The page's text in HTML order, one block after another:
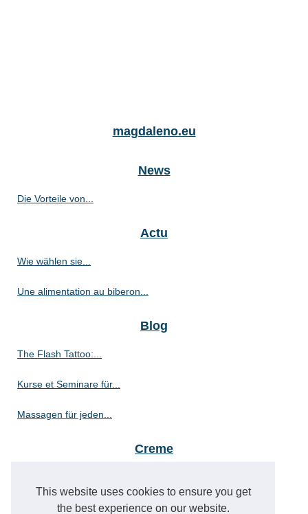
This website uses cookies to ensure you get
the best experience on our website.
magdaleno.eu
News
Die Vorteile von...
Actu
Wie wählen sie...
Une alimentation au biberon...
Blog
The Flash Tattoo:...
Kurse et Seminare für...
Massagen für jeden...
Creme
Sorgen Sie für einen...